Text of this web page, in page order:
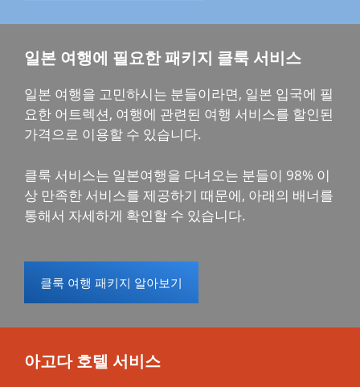
일본 여행에 필요한 패키지 클룩 서비스
일본 여행을 고민하시는 분들이라면, 일본 입국에 필
요한 어트렉션, 여행에 관련된 여행 서비스를 할인된
가격으로 이용할 수 있습니다.
클룩 서비스는 일본여행을 다녀오는 분들이 98% 이
상 만족한 서비스를 제공하기 때문에, 아래의 배너를
통해서 자세하게 확인할 수 있습니다.
클룩 여행 패키지 알아보기
아고다 호텔 서비스